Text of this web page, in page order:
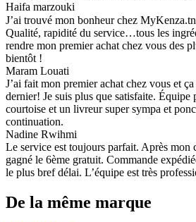
Haifa marzouki
J’ai trouvé mon bonheur chez
Qualité, rapidité du service…tous les
rendre mon premier achat chez vous des
bientôt !
Maram Louati
J’ai fait mon premier achat chez vous et
dernier! Je suis plus que satisfaite. Équipe
courtoise et un livreur super sympa et
continuation.
Nadine Rwihmi
Le service est toujours parfait. Après mon
gagné le 6ème gratuit. Commande
le plus bref délai. L’équipe est très
De la même marque